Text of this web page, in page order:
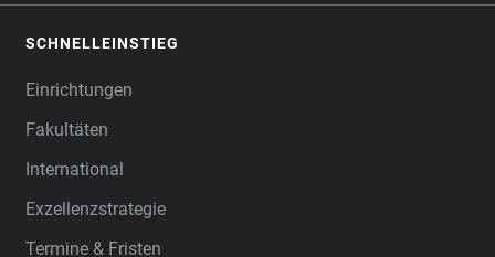
SCHNELLEINSTIEG
Einrichtungen
Fakultäten
International
Exzellenzstrategie
Termine & Fristen